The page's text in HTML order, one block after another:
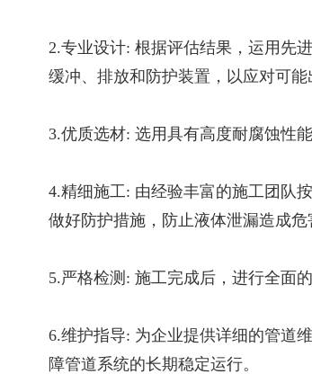
2.专业设计: 根据评估结果，运用先
缓冲、排放和防护装置，以应对可能
3.优质选材: 选用具有高度耐腐蚀性
4.精细施工: 由经验丰富的施工团队
做好防护措施，防止液体泄漏造成危
5.严格检测: 施工完成后，进行全面
6.维护指导: 为企业提供详细的管道
障管道系统的长期稳定运行。